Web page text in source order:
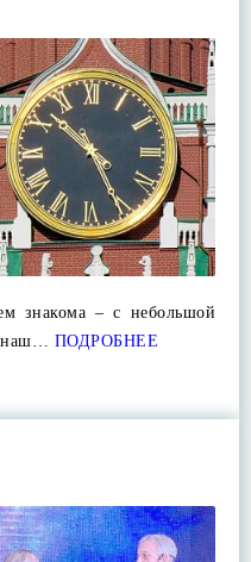
знакома – с небольшой
наш… ПОДРОБНЕЕ